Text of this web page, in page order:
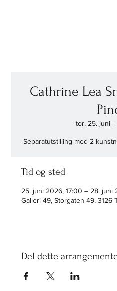
Cathrine Lea
tor. 25. juni
  |
Separatutstilling med 2
Tid og sted
25. juni 2026, 17:00 – 28. juni
Galleri 49, Storgaten 49, 3126
Del dette